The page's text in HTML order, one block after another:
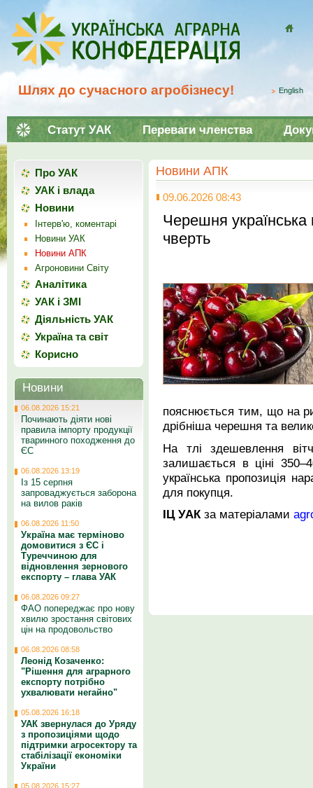
Шлях до сучасного агробізнесу! English
Статут УАК Переваги членства
Новини АПК
09.06.2026 08:43
Черешня
чверть
пояснюється тим, що на
дрібніша черешня та
На тлі здешевлення
залишається в ціні
українська пропозиція
для покупця.
ІЦ УАКза матеріалами
Про УАК
УАК і влада
Новини
Інтерв'ю, коментарі
Новини УАК
Новини АПК
Агроновини Світу
Аналітика
УАК і ЗМІ
Діяльність УАК
Україна та світ
Корисно
Новини
06.08.2026 15:21
Починають діяти нові
правила імпорту продукції
тваринного походження до
ЄС
06.08.2026 13:19
Із 15 серпня
запроваджується заборона
на вилов раків
06.08.2026 11:50
Україна має терміново
домовитися з ЄС і
Туреччиною для
відновлення зернового
експорту – глава УАК
06.08.2026 09:27
ФАО попереджає про нову
хвилю зростання світових
цін на продовольство
06.08.2026 08:58
Леонід Козаченко:
"Рішення для аграрного
експорту потрібно
ухвалювати негайно"
05.08.2026 16:18
УАК звернулася до Уряду
з пропозиціями щодо
підтримки агросектору та
стабілізації економіки
України
05.08.2026 15:27